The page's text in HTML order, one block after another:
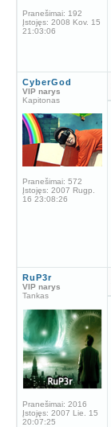
Pranešimai: 192
Įstojęs: 2008 Kov. 15
21:03:06
CyberGod
VIP narys
Kapitonas
Pranešimai: 572
Įstojęs: 2007 Rugp.
16 23:08:26
RuP3r
VIP narys
Tankas
Pranešimai: 2016
Įstojęs: 2007 Lie. 15
20:07:25